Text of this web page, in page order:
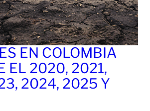
EN COLOMBIA
EL 2020, 2021,
2024, 2025 Y